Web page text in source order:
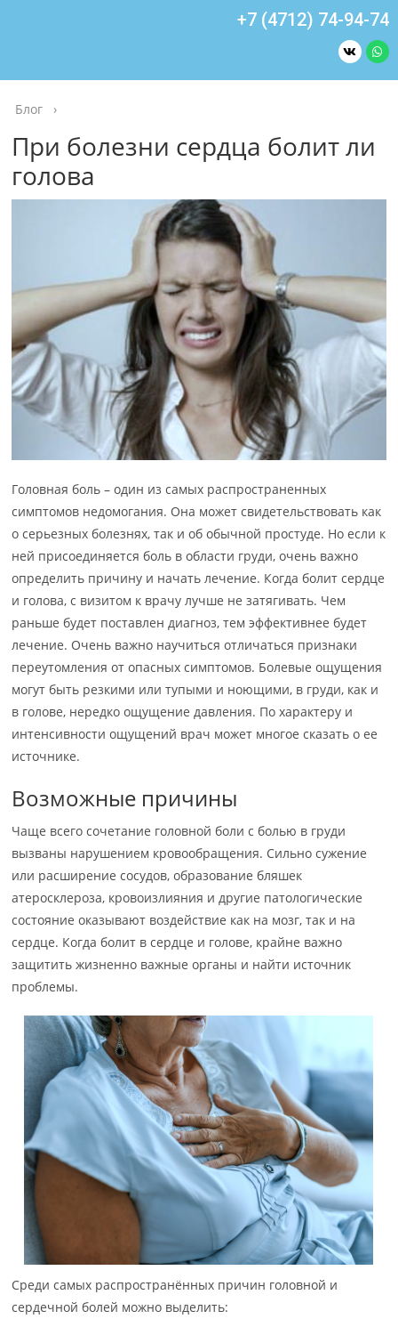
+7 (4712) 74-94-74
Блог ›
При болезни сердца болит ли
голова
Головная боль – один из самых распространенных
симптомов недомогания. Она может свидетельствовать как
о серьезных болезнях, так и об обычной простуде. Но если к
ней присоединяется боль в области груди, очень важно
определить причину и начать лечение. Когда болит сердце
и голова, с визитом к врачу лучше не затягивать. Чем
раньше будет поставлен диагноз, тем эффективнее будет
лечение. Очень важно научиться отличаться признаки
переутомления от опасных симптомов. Болевые ощущения
могут быть резкими или тупыми и ноющими, в груди, как и
в голове, нередко ощущение давления. По характеру и
интенсивности ощущений врач может многое сказать о ее
источнике.
Возможные причины
Чаще всего сочетание головной боли с болью в груди
вызваны нарушением кровообращения. Сильно сужение
или расширение сосудов, образование бляшек
атеросклероза, кровоизлияния и другие патологические
состояние оказывают воздействие как на мозг, так и на
сердце. Когда болит в сердце и голове, крайне важно
защитить жизненно важные органы и найти источник
проблемы.
Среди самых распространённых причин головной и
сердечной болей можно выделить: